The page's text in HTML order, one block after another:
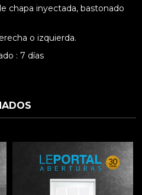
chapa inyectada, bastonado
o izquierda.
: 7 días